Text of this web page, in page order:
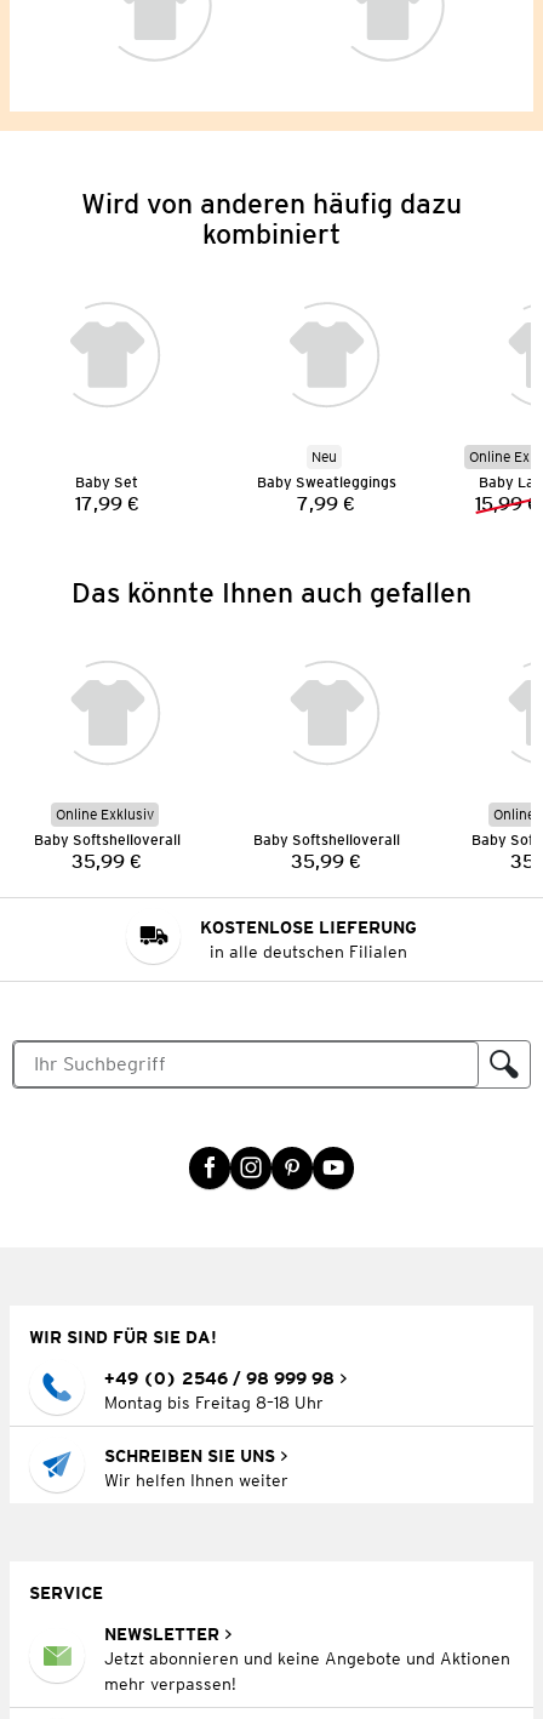
Wird von anderen häufig dazu
kombiniert
Baby Set
Preis:
17,99 €
Neu
Baby Sweatleggings
Preis:
7,99 €
Online
Baby
15,99 €
Das könnte Ihnen auch gefallen
Online Exklusiv
Baby Softshelloverall
Preis:
35,99 €
Baby Softshelloverall
Preis:
35,99 €
Online
Baby
KOSTENLOSE LIEFERUNG
in alle deutschen Filialen
WIR SIND FÜR SIE DA!
+49 (0) 2546 / 98 999 98
Montag bis Freitag 8–18 Uhr
SCHREIBEN SIE UNS
Wir helfen Ihnen weiter
SERVICE
NEWSLETTER
Jetzt abonnieren und keine Angebote und Aktionen
mehr verpassen!